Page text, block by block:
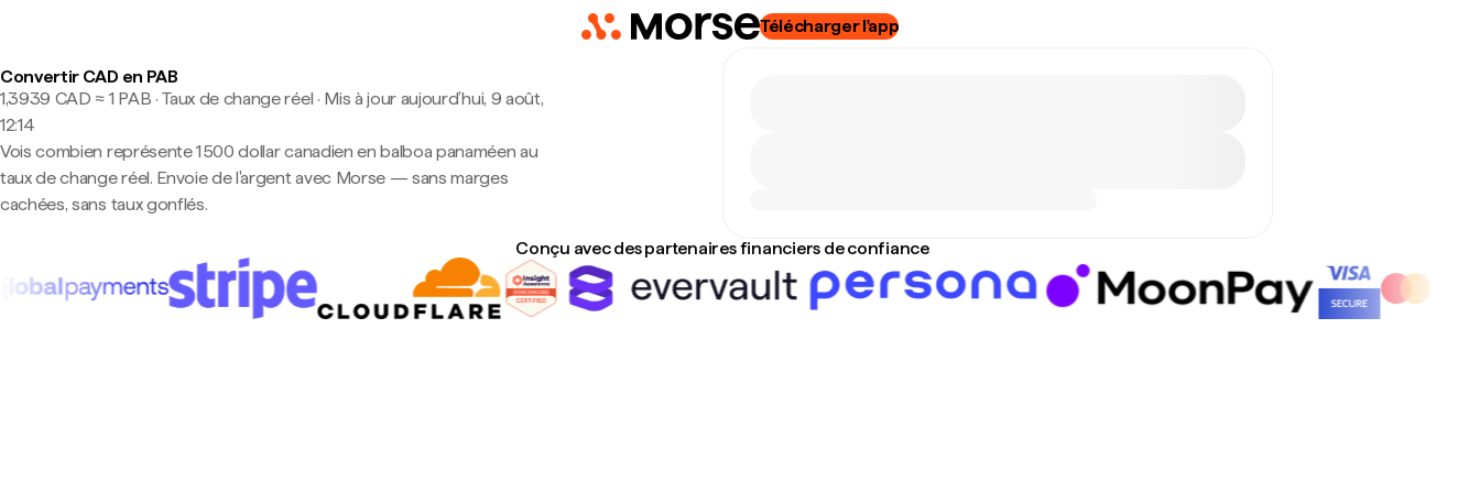
Télécharger l'app
Convertir CAD en PAB
1,3939 CAD ≈ 1 PAB · Taux de change réel · Mis à jour aujourd’hui, 9 août,
12:14
Vois combien représente 1 500 dollar canadien en balboa panaméen au
taux de change réel. Envoie de l'argent avec Morse — sans marges
cachées, sans taux gonflés.
Conçu avec des partenaires financiers de confiance